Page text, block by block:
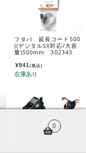
フタバ 延長コード500
J(デジタルSX対応/大容
量)500mm 302343
¥941(税込)
0